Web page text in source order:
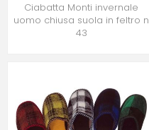
Ciabatta Monti invernale
uomo chiusa suola in feltro n
43